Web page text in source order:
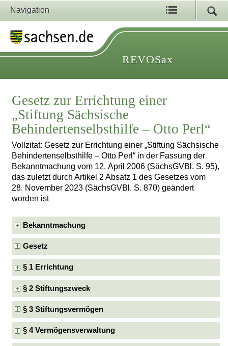
Navigation
REVOSax
Gesetz zur Errichtung einer
„Stiftung Sächsische
Behindertenselbsthilfe – Otto Perl“
Vollzitat: Gesetz zur Errichtung einer „Stiftung Sächsische
Behindertenselbsthilfe – Otto Perl“ in der Fassung der
Bekanntmachung vom 12. April 2006 (SächsGVBl. S. 95),
das zuletzt durch Artikel 2 Absatz 1 des Gesetzes vom
28. November 2023 (SächsGVBl. S. 870) geändert
worden ist
Bekanntmachung
Gesetz
§ 1 Errichtung
§ 2 Stiftungszweck
§ 3 Stiftungsvermögen
§ 4 Vermögensverwaltung